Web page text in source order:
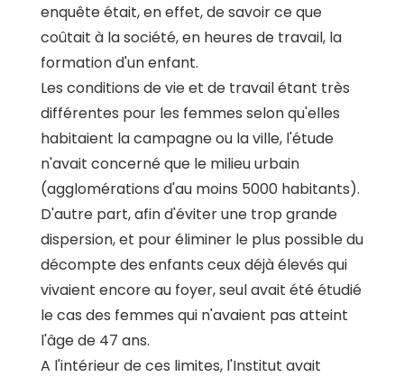
enquête était, en effet, de savoir ce que
coûtait à la société, en heures de travail, la
formation d'un enfant.
Les conditions de vie et de travail étant très
différentes pour les femmes selon qu'elles
habitaient la campagne ou la ville, l'étude
n'avait concerné que le milieu urbain
(agglomérations d'au moins 5000 habitants).
D'autre part, afin d'éviter une trop grande
dispersion, et pour éliminer le plus possible du
décompte des enfants ceux déjà élevés qui
vivaient encore au foyer, seul avait été étudié
le cas des femmes qui n'avaient pas atteint
l'âge de 47 ans.
A l'intérieur de ces limites, l'Institut avait